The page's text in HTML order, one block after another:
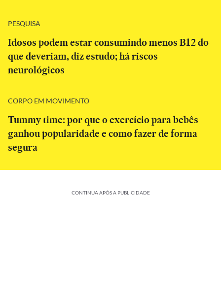
PESQUISA
Idosos podem estar consumindo menos B12 do
que deveriam, diz estudo; há riscos
neurológicos
CORPO EM MOVIMENTO
Tummy time: por que o exercício para bebês
ganhou popularidade e como fazer de forma
segura
CONTINUA APÓS A PUBLICIDADE